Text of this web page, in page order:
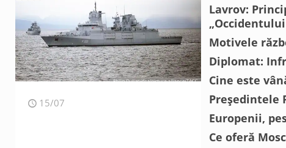
15/07
Lavrov:
Motivele
Diplomat:
Cine este
Președintele
Europenii,
Ce oferă